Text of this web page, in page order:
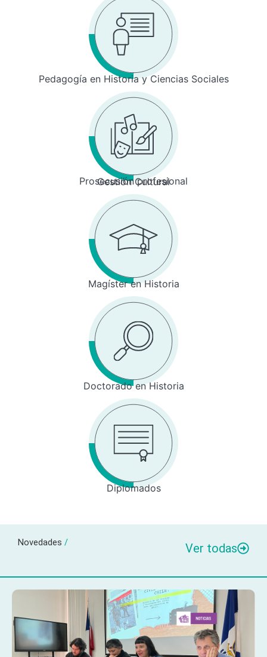
Pedagogía en Historia y Ciencias Sociales
Prosecusión profesional
Gestión Cultural
Magíster en Historia
Doctorado en Historia
Diplomados
Novedades / Ver todas